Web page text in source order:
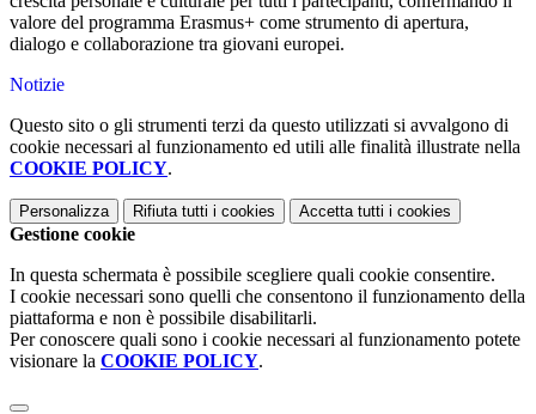
valore del programma Erasmus+ come strumento di apertura,
dialogo e collaborazione tra giovani europei.
Notizie
Questo sito o gli strumenti terzi da questo utilizzati si avvalgono di
cookie necessari al funzionamento ed utili alle finalità illustrate nella
COOKIE POLICY.
Personalizza Rifiuta tutti i cookies Accetta tutti i cookies
Gestione cookie
In questa schermata è possibile scegliere quali cookie consentire.
I cookie necessari sono quelli che consentono il funzionamento della
piattaforma e non è possibile disabilitarli.
Per conoscere quali sono i cookie necessari al funzionamento potete
visionare la COOKIE POLICY.